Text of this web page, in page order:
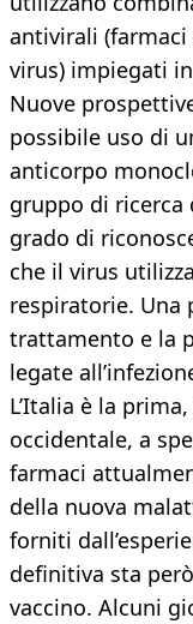
antivirali (farmaci
virus) impiegati
Nuove
possibile uso di
anticorpo
gruppo di ricerca
grado di
che il virus
respiratorie.
trattamento e la
legate
L’Italia è la
occidentale, a
farmaci
della nuova
forniti
definitiva sta
vaccino. Alcuni